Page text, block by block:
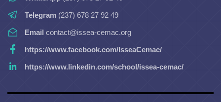
Telegram (237) 678 27 92 49
Email contact@issea-cemac.org
https://www.facebook.com/IsseaCemac/
https://www.linkedin.com/school/issea-cemac/